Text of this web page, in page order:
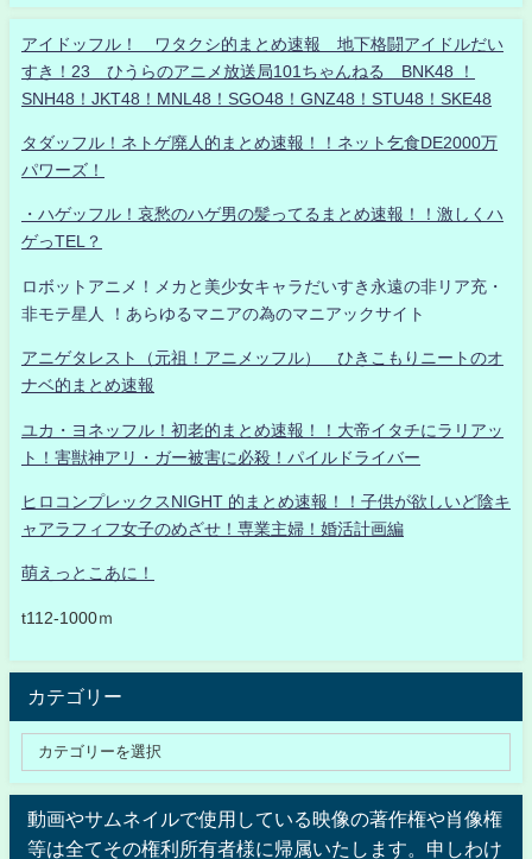
アイドッフル！ ワタクシ的まとめ速報 地下格闘アイドルだい
すき！23 ひうらのアニメ放送局101ちゃんねる BNK48 ！
SNH48！JKT48！MNL48！SGO48！GNZ48！STU48！SKE48
タダッフル！ネトゲ廃人的まとめ速報！！ネット乞食DE2000万
パワーズ！
・ハゲッフル！哀愁のハゲ男の髪ってるまとめ速報！！激しくハ
ゲっTEL？
ロボットアニメ！メカと美少女キャラだいすき永遠の非リア充・
非モテ星人 ！あらゆるマニアの為のマニアックサイト
アニゲタレスト（元祖！アニメッフル） ひきこもりニートのオ
ナベ的まとめ速報
ユカ・ヨネッフル！初老的まとめ速報！！大帝イタチにラリアッ
ト！害獣神アリ・ガー被害に必殺！パイルドライバー
ヒロコンプレックスNIGHT 的まとめ速報！！子供が欲しいど陰キ
ャアラフィフ女子のめざせ！専業主婦！婚活計画編
萌えっとこあに！
t112-1000ｍ
カテゴリー
動画やサムネイルで使用している映像の著作権や肖像権
等は全てその権利所有者様に帰属いたします。申しわけ